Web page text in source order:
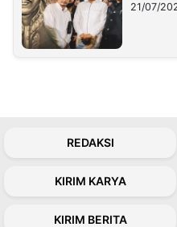
21/07/
REDAKSI
KIRIM KARYA
KIRIM BERITA